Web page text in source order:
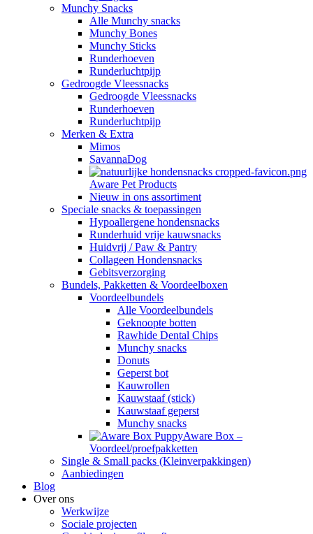
Munchy Snacks
Alle Munchy snacks
Munchy Bones
Munchy Sticks
Runderhoeven
Runderluchtpijp
Gedroogde Vleessnacks
Gedroogde Vleessnacks
Runderhoeven
Runderluchtpijp
Merken & Extra
Mimos
SavannaDog
Aware Pet Products
Nieuw in ons assortiment
Speciale snacks & toepassingen
Hypoallergene hondensnacks
Runderhuid vrije kauwsnacks
Huidvrij / Paw & Pantry
Collageen Hondensnacks
Gebitsverzorging
Bundels, Pakketten & Voordeelboxen
Voordeelbundels
Alle Voordeelbundels
Geknoopte botten
Rawhide Dental Chips
Munchy snacks
Donuts
Geperst bot
Kauwrollen
Kauwstaaf (stick)
Kauwstaaf geperst
Munchy snacks
Aware Box –
Voordeel/proefpakketten
Single & Small packs (Kleinverpakkingen)
Aanbiedingen
Blog
Over ons
Werkwijze
Sociale projecten